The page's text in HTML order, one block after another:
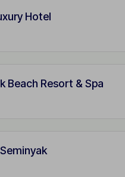
Hotel
Beach Resort & Spa